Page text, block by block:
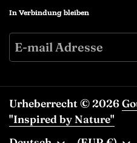
In Verbindung bleiben
Urheberrecht © 2026
"Inspired by Nature"